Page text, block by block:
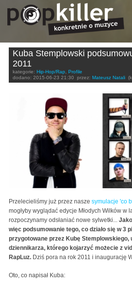
Kuba Stemplowski
2011
kategorie: Hip-Hop/Rap, Profile
dodano: 2015-06-23 21:30 przez: Mateusz Natali
Przelecieliśmy już przez nasze symulacje 'co
mogłyby wyglądać edycje Młodych Wilków w
rozpoczynamy odsłaniać nowe sylwetki...
więc podsumowanie tego, co działo się w 3
przygotowane przez Kubę Stemplowskiego,
dziennikarza, którego kojarzyć możecie z
RapLuz. Dziś pora na rok 2011 i inaugurację
Oto, co napisał Kuba: